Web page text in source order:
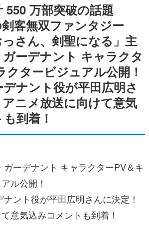
550 万部突破の話題
客無双ファンタジー
っさん、剣聖になる」主
ーデナント キャラクタ
クタービジュアル公開！
ナント役が平田広明さ
ニメ放送に向けて意気
到着！
ーデナント キャラクターPV＆キ
ル公開！
ント役が平田広明さんに決定！
意気込みコメントも到着！